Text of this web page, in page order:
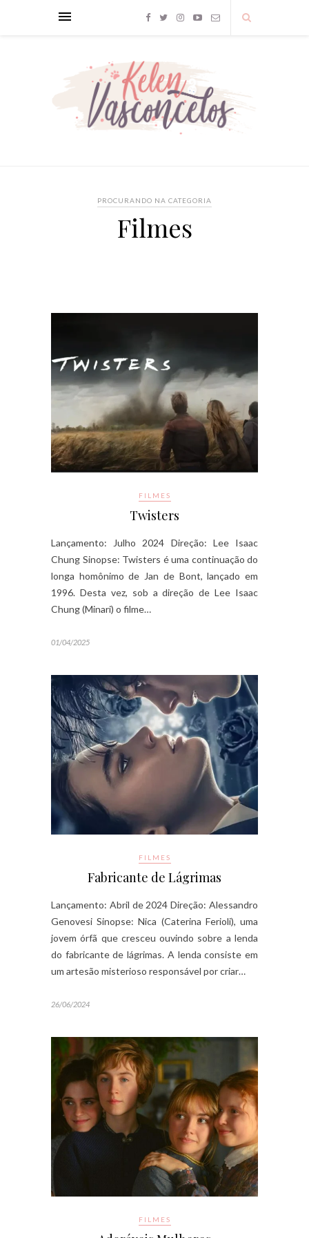
PROCURANDO NA CATEGORIA
Filmes
FILMES
Twisters
Lançamento: Julho 2024 Direção: Lee Isaac
Chung Sinopse: Twisters é uma continuação do
longa homônimo de Jan de Bont, lançado em
1996. Desta vez, sob a direção de Lee Isaac
Chung (Minari) o filme…
01/04/2025
FILMES
Fabricante de Lágrimas
Lançamento: Abril de 2024 Direção: Alessandro
Genovesi Sinopse: Nica (Caterina Ferioli), uma
jovem órfã que cresceu ouvindo sobre a lenda
do fabricante de lágrimas. A lenda consiste em
um artesão misterioso responsável por criar…
26/06/2024
FILMES